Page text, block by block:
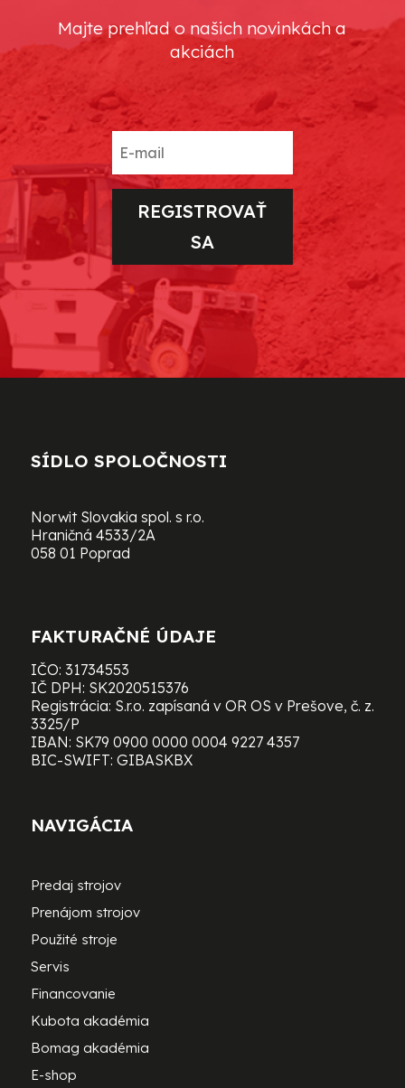
Majte prehľad o našich novinkách a
akciách
REGISTROVAŤ
SA
SÍDLO SPOLOČNOSTI
Norwit Slovakia spol. s r.o.
Hraničná 4533/2A
058 01 Poprad
FAKTURAČNÉ ÚDAJE
IČO: 31734553
IČ DPH: SK2020515376
Registrácia: S.r.o. zapísaná v OR OS v Prešove, č. z.
3325/P
IBAN: SK79 0900 0000 0004 9227 4357
BIC-SWIFT: GIBASKBX
NAVIGÁCIA
Predaj strojov
Prenájom strojov
Použité stroje
Servis
Financovanie
Kubota akadémia
Bomag akadémia
E-shop